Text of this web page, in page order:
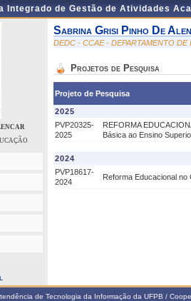
Integrado de Gestão de Atividades
Sabrina Grisi Pinho De
DEDC - CCAE - DEPARTAMENTO DE
Projetos de Pesquisa
Projeto de Pesquisa
2025
PVP20325-
2025
REFORMA
Básica ao Ensino
2024
PVP18617-
2024
Reforma Educacional no
de Tecnologia da Informação da UFPB /